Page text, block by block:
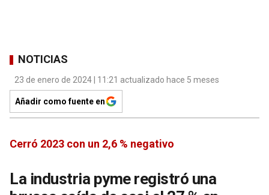
NOTICIAS
23 de enero de 2024 | 11:21 actualizado hace 5 meses
Añadir como fuente en
Cerró 2023 con un 2,6 % negativo
La industria pyme registró una